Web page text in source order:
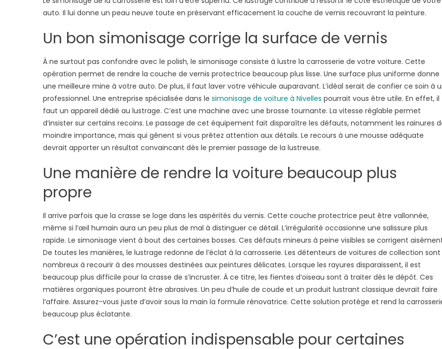
bonnes
raisons
procéder
simonisage
de
auto. Il lui donne un peau neuve toute en préservant efficacement la couche de vernis recouvrant la peinture.
Un bon simonisage corrige la surface de vernis
À ne surtout pas confondre avec le polish, le simonisage consiste à lustre la carrosserie de votre voiture. Cette
opération permet de rendre la couche de vernis protectrice beaucoup plus lisse. Une surface plus uniforme donne
une meilleure mine à votre auto. De plus, il faut laver votre véhicule auparavant. L’idéal serait de confier ce soin à
professionnel. Une entreprise spécialisée dans le simonisage de voiture à Nivelles pourrait vous être utile. En effet, il
faut un appareil dédié au lustrage. C’est une machine avec une brosse tournante. La vitesse réglable permet
d’insister sur certains recoins. Le passage de cet équipement fait disparaître les défauts, notamment les rainures
moindre importance, mais qui gênent si vous prêtez attention aux détails. Le recours à une mousse adéquate
devrait apporter un résultat convaincant dès le premier passage de la lustreuse.
Une manière de rendre la voiture beaucoup plus
propre
Il arrive parfois que la crasse se loge dans les aspérités du vernis. Cette couche protectrice peut être vallonnée,
même si l’œil humain aura un peu plus de mal à distinguer ce détail. L’irrégularité occasionne une salissure plus
rapide. Le simonisage vient à bout des certaines bosses. Ces défauts mineurs à peine visibles se corrigent
De toutes les manières, le lustrage redonne de l’éclat à la carrosserie. Les détenteurs de voitures de collection sont
nombreux à recourir à des mousses destinées aux peintures délicates. Lorsque les rayures disparaissent, il est
beaucoup plus difficile pour la crasse de s’incruster. À ce titre, les fientes d’oiseau sont à traiter dès le dépôt. Ces
matières organiques pourront être abrasives. Un peu d’huile de coude et un produit lustrant classique devrait faire
l’affaire. Assurez-vous juste d’avoir sous la main la formule rénovatrice. Cette solution protège et rend la
beaucoup plus éclatante.
C’est une opération indispensable pour certaines